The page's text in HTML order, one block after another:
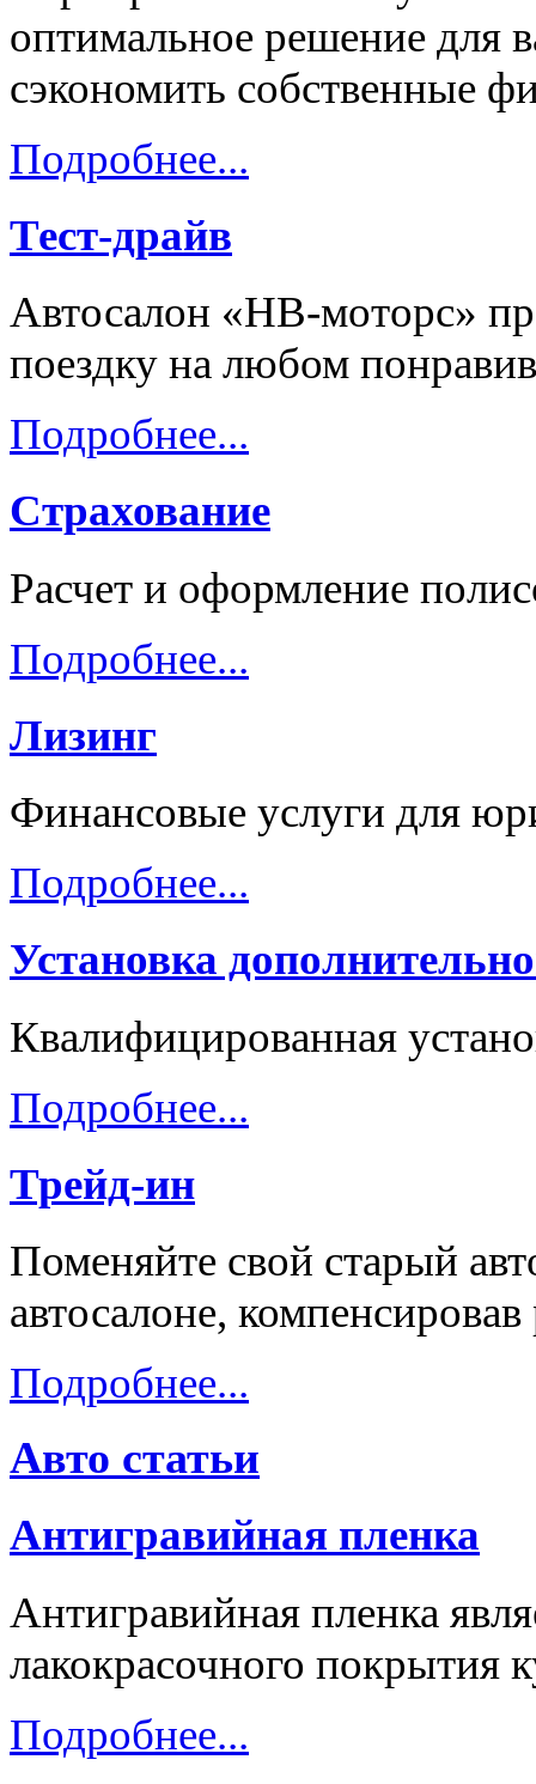
оптимальное решение для
сэкономить собственные
Подробнее...
Тест-драйв
Автосалон «НВ-моторс»
поездку на любом
Подробнее...
Страхование
Расчет и оформление
Подробнее...
Лизинг
Финансовые услуги для
Подробнее...
Установка
Квалифицированная
Подробнее...
Трейд-ин
Поменяйте свой старый
автосалоне,
Подробнее...
Авто статьи
Антигравийная пленка
Антигравийная пленка
лакокрасочного покрытия
Подробнее...